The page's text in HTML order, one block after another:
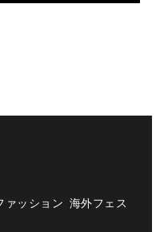
ァッション 海外フェス